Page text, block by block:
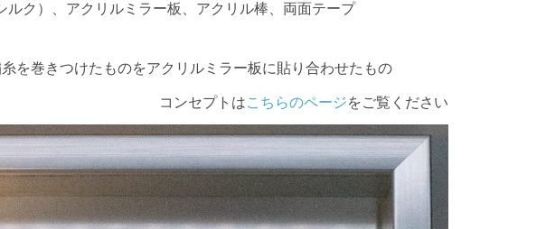
ルク）、アクリルミラー板、アクリル棒、両面テープ
を巻きつけたものをアクリルミラー板に貼り合わせたもの
コンセプトはこちらのページをご覧ください